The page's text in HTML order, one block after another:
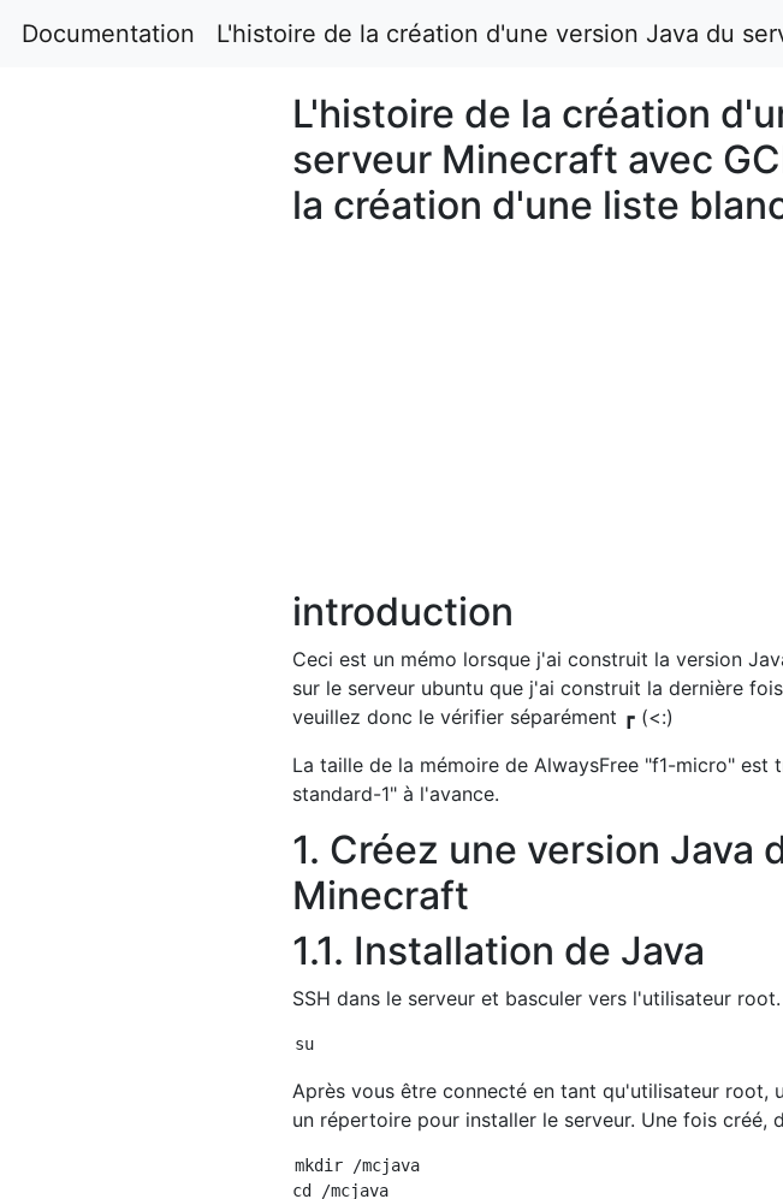
Documentation L'histoire de la création d'une version Java du
L'histoire de la création
serveur Minecraft avec
la création d'une liste
introduction
Ceci est un mémo lorsque j'ai construit la version
sur le serveur ubuntu que j'ai construit la dernière
veuillez donc le vérifier séparément ┏ (<:)
La taille de la mémoire de AlwaysFree "f1-micro"
standard-1" à l'avance.
1. Créez une version Java
Minecraft
1.1. Installation de Java
SSH dans le serveur et basculer vers l'utilisateur root.
Après vous être connecté en tant qu'utilisateur root,
un répertoire pour installer le serveur. Une fois créé,
mkdir /mcjava